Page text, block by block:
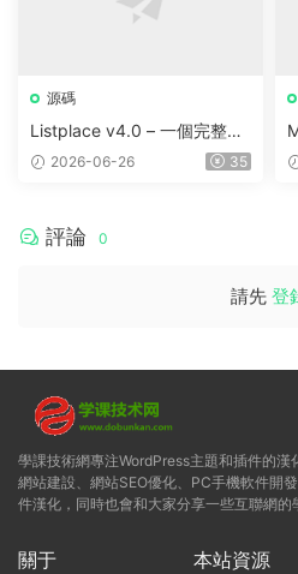
源碼
Listplace v4.0 – 一個完整的
本地商家名錄平台
2026-06-26 35
評論 0
請先 登
學課技術網專注WordPress主題和插件的
網站建設、網站SEO優化、PC手機軟件開
件漢化，同時也會和大家分享一些互聯網的
關于 本站資源